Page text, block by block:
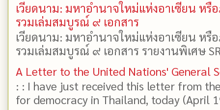
เวียดนาม: มหาอำนาจใหม่แห่งอาเซียน ห
รวมเล่มสมบูรณ์ ๙ เอกสาร
เวียดนาม: มหาอำนาจใหม่แห่งอาเซียน ห
รวมเล่มสมบูรณ์ ๙ เอกสาร รายงานพิเศษ
A Letter to the United Nations' General
: : I have just received this letter from
for democracy in Thailand, today (April